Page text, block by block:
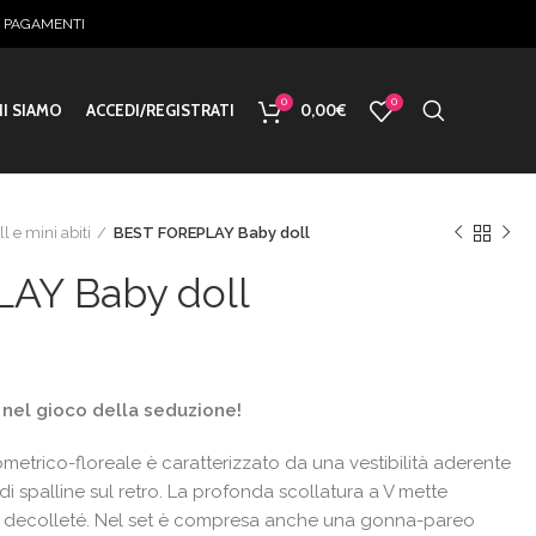
PAGAMENTI
SIAMO ACCEDI/REGISTRATI 0 0,00€ 0
e mini abiti BEST FOREPLAY Baby doll
Baby doll
gioco della seduzione!
floreale è caratterizzato da una vestibilità aderente
spalline sul retro. La profonda scollatura a V mette
Nel set è compresa anche una gonna-pareo